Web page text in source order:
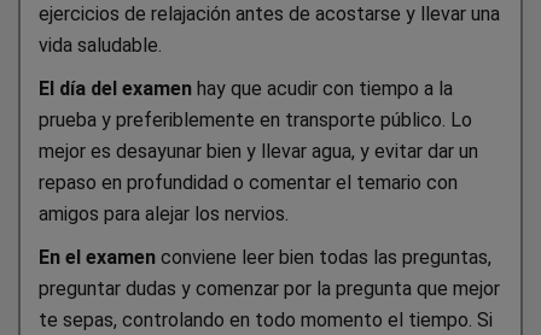
ejercicios de relajación antes de acostarse y llevar una
vida saludable.
El día del examen hay que acudir con tiempo a la
prueba y preferiblemente en transporte público. Lo
mejor es desayunar bien y llevar agua, y evitar dar un
repaso en profundidad o comentar el temario con
amigos para alejar los nervios.
En el examen conviene leer bien todas las preguntas,
preguntar dudas y comenzar por la pregunta que mejor
te sepas, controlando en todo momento el tiempo. Si